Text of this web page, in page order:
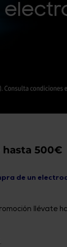
500€
de un
llévate